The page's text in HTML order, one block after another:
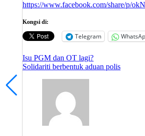
https://www.facebook.com/share/p/
Kongsi di:
Telegram
Post
navigation
Isu PGM dan OT lagi?
Solidariti berbentuk aduan polis